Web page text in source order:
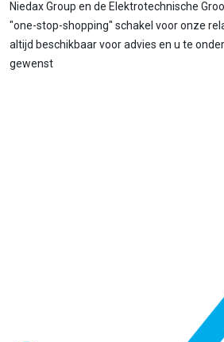
Niedax Group en de Elektrotechnische
"one-stop-shopping" schakel voor onze
altijd beschikbaar voor advies en u te
gewenst